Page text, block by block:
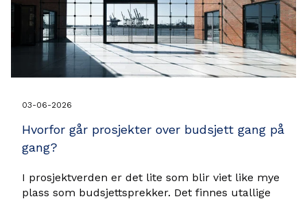
03-06-2026
Hvorfor går prosjekter over budsjett gang på
gang?
I prosjektverden er det lite som blir viet like mye
plass som budsjettsprekker. Det finnes utallige